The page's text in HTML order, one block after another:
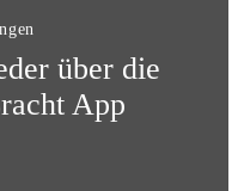
über die
App